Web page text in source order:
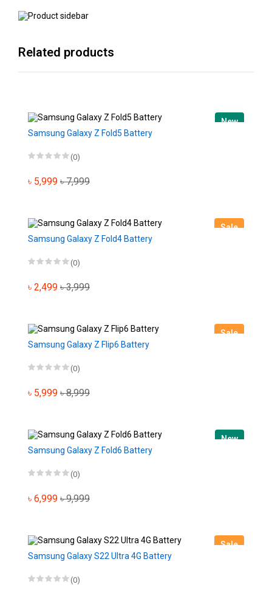
Related products
New
Samsung Galaxy Z Fold5 Battery
(0)
৳ 5,999 ৳ 7,999
Sale
Samsung Galaxy Z Fold4 Battery
(0)
৳ 2,499 ৳ 3,999
Sale
Samsung Galaxy Z Flip6 Battery
(0)
৳ 5,999 ৳ 8,999
New
Samsung Galaxy Z Fold6 Battery
(0)
৳ 6,999 ৳ 9,999
Sale
Samsung Galaxy S22 Ultra 4G Battery
(0)